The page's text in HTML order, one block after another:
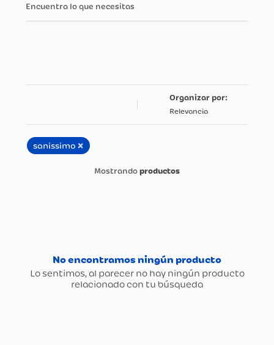
Encuentra lo que necesitas
Relevancia
sanissimo ×
productos